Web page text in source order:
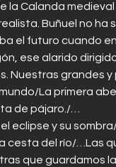
la Calanda
Buñuel no
el futuro cuando
ese alarido
Nuestras grandes
La primera
de pájaro./…
eclipse y su
cesta del río/…Las
que guardamos